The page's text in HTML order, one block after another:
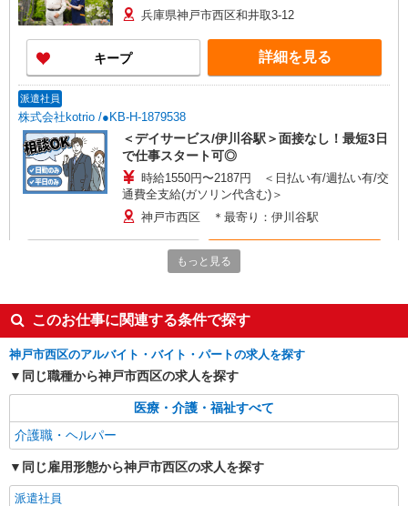
兵庫県神戸市西区和井取3-12
キープ 詳細を見る
派遣社員
株式会社kotrio /●KB-H-1879538
＜デイサービス/伊川谷駅＞面接なし！最短3日
で仕事スタート可◎
時給1550円〜2187円 ＜日払い有/週払い有/交
通費全支給(ガソリン代含む)＞
神戸市西区 ＊最寄り：伊川谷駅
グループホーム ソラスト神戸白水/2880000008-034
介護職員（ヘルパー）（介護助手）
月給199,600円
兵庫県神戸市西区和井取3-12
キープ 詳細を見る
正社員
グループホーム ソラスト神戸白水/2880000008-035
もっと見る
このお仕事に関連する条件で探す
神戸市西区のアルバイト・バイト・パートの求人を探す
同じ職種から神戸市西区の求人を探す
医療・介護・福祉すべて
介護職・ヘルパー
同じ雇用形態から神戸市西区の求人を探す
派遣社員